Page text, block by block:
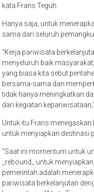
kata Frans Teguh.
Hanya saja, untuk
sama dari seluruh
“Kerja pariwisata
menyeluruh baik
yang biasa kita sebut
bersama-sama dan
tidak hanya meningkatkan
dari kegiatan
Untuk itu Frans
untuk menyiapkan destinasi
“Saat ini momentum untuk
_rebound_ untuk
pemerintah adalah
pariwisata berkelanjutan